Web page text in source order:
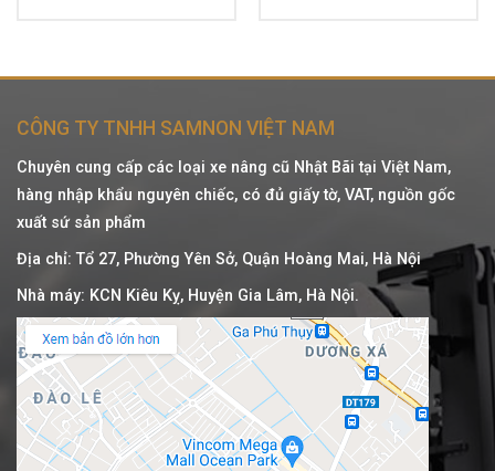
CÔNG TY TNHH SAMNON VIỆT NAM
Chuyên cung cấp các loại xe nâng cũ Nhật Bãi tại Việt Nam,
hàng nhập khẩu nguyên chiếc, có đủ giấy tờ, VAT, nguồn gốc
xuất sứ sản phẩm
Địa chỉ: Tổ 27, Phường Yên Sở, Quận Hoàng Mai, Hà Nội
Nhà máy: KCN Kiêu Kỵ, Huyện Gia Lâm, Hà Nội.